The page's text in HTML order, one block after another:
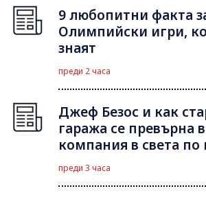
9 любопитни факта
Олимпийски игри,
знаят
преди 2 часа
Джеф Безос и как
гаража се превърна
компания в света по
преди 3 часа